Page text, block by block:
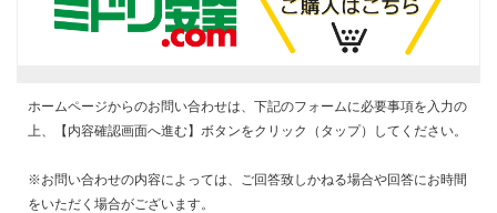
ホームページからのお問い合わせは、下記のフォームに必要事項を入力の
上、【内容確認画面へ進む】ボタンをクリック（タップ）してください。
※お問い合わせの内容によっては、ご回答致しかねる場合や回答にお時間
をいただく場合がございます。